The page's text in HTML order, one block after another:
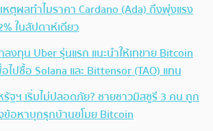
หตุผลทำไมราคา Cardano (Ada) ถึงพุ่งแรง
ในสัปดาห์เดียว
งทุน Uber รุ่นแรก แนะนำให้เทขาย Bitcoin
ไปซื้อ Solana และ Bittensor (TAO) แทน
ฐฯ เริ่มไม่ปลอดภัย? ชายชาวมิสซูรี 3 คน ถูก
ข้อหาบุกรุกบ้านขโมย Bitcoin